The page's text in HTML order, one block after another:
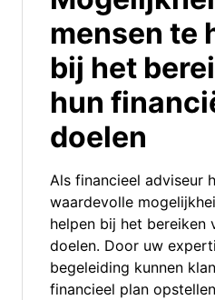
mensen te
bij het
hun
doelen
Als financieel adviseur
waardevolle
helpen bij het bereiken
doelen. Door uw
begeleiding kunnen
financieel plan